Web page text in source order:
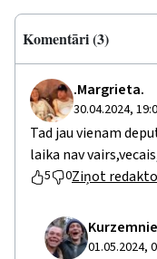
Komentāri (3)
.Margrieta.
30.04.2024,
Tad jau vienam
laika nav
5 0Ziņot
01.05.2024,